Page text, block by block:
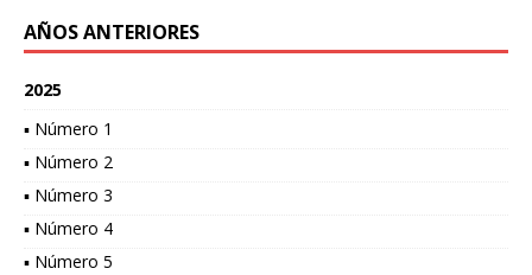
AÑOS ANTERIORES
2025
▪ Número 1
▪ Número 2
▪ Número 3
▪ Número 4
▪ Número 5